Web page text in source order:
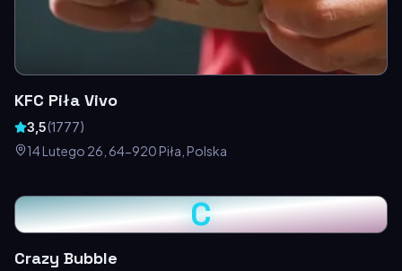
KFC Piła Vivo
3,5(1777)
14 Lutego 26, 64-920 Piła, Polska
C
Crazy Bubble